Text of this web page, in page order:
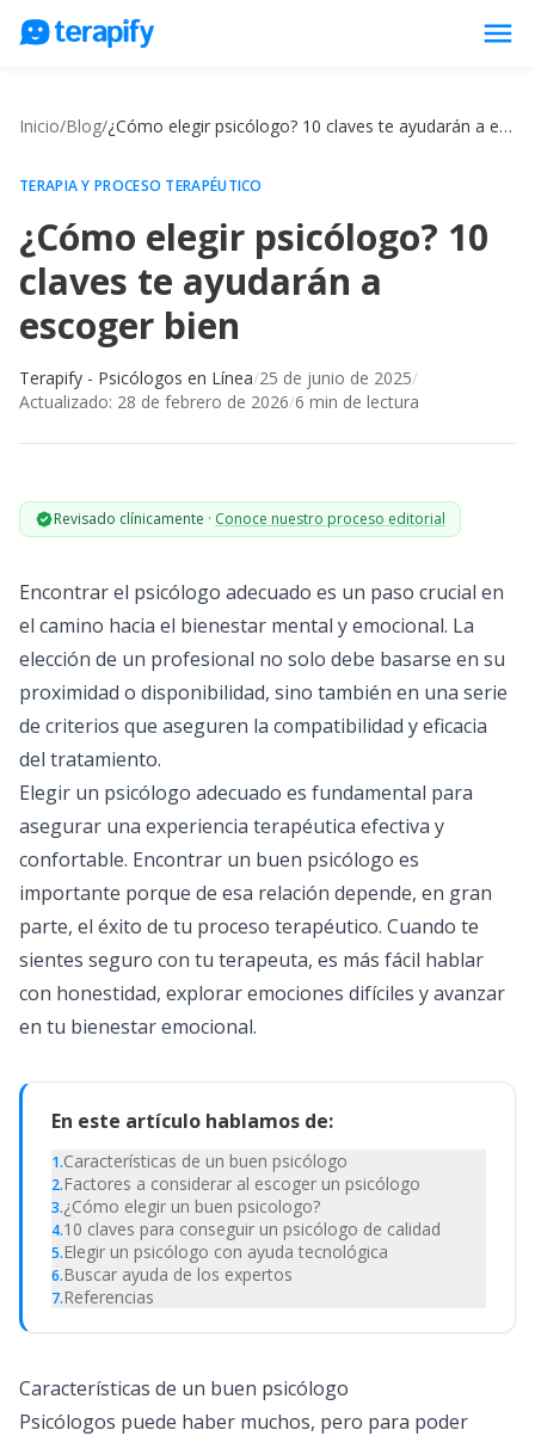
menu
Opiniones
Empresas
Preguntas frecuentes
Blog
Inicio/Blog/ ¿Cómo elegir psicólogo? 10 claves te ayudarán a escoger bien
TERAPIA Y PROCESO TERAPÉUTICO
¿Cómo elegir psicólogo? 10
claves te ayudarán a
escoger bien
Terapify - Psicólogos en Línea/25 de junio de 2025/
Actualizado: 28 de febrero de 2026/6 min de lectura
Revisado clínicamente · Conoce nuestro proceso editorial
Encontrar el psicólogo adecuado es un paso crucial en
el camino hacia el bienestar mental y emocional. La
elección de un profesional no solo debe basarse en su
proximidad o disponibilidad, sino también en una serie
de criterios que aseguren la compatibilidad y eficacia
del tratamiento.
Elegir un psicólogo adecuado es fundamental para
asegurar una experiencia terapéutica efectiva y
confortable. Encontrar un buen psicólogo es
importante porque de esa relación depende, en gran
parte, el éxito de tu proceso terapéutico. Cuando te
sientes seguro con tu terapeuta, es más fácil hablar
con honestidad, explorar emociones difíciles y avanzar
en tu bienestar emocional.
En este artículo hablamos de:
1.Características de un buen psicólogo
2.Factores a considerar al escoger un psicólogo
3.¿Cómo elegir un buen psicologo​?
4.10 claves para conseguir un psicólogo de calidad
5.Elegir un psicólogo con ayuda tecnológica
6.Buscar ayuda de los expertos
7.Referencias
Características de un buen psicólogo
Psicólogos puede haber muchos, pero para poder